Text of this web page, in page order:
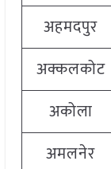
अहमदपुर
अक्कलकोट
अकोला
अमलनेर